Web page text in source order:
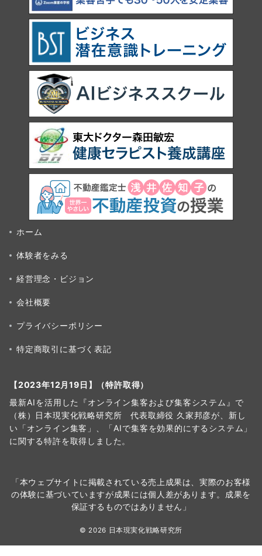
ホーム
体験者をみる
経営理念・ビジョン
会社概要
プライバシーポリシー
特定商取引に基づく表記
【2023年12月19日】（特許取得）
最新AIを活用した『オンライン集客および集客システム』で
（株）日本現実化戦略研究所 代表取締役 久家邦彦が、新し
い「オンライン集客」、「AIで集客を効果的にするシステム」
に関する特許を取得しました。
「本ウェブサイトに掲載されている売上成果は、実際のお客様
の体験に基づいていますが成果には個人差があります。成果を
保証するものではありません」
© 2026 日本現実化戦略研究所